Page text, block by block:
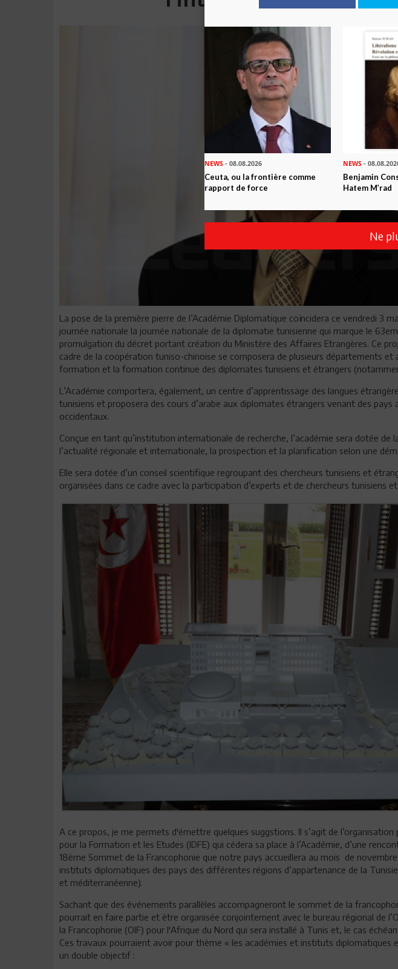
La pose de la première pierre de l’Académie Diplomatique coïncidera ce vendredi 3
journée nationale la journée nationale de la diplomatie tunisienne qui marque le
promulgation du décret portant création du Ministère des Affaires Etrangères. Ce
cadre de la coopération tuniso-chinoise se composera de plusieurs départements et
formation et la formation continue des diplomates tunisiens et étrangers
L’Académie comportera, également, un centre d’apprentissage des langues
tunisiens et proposera des cours d’arabe aux diplomates étrangers venant des pays
occidentaux.
Conçue en tant qu’institution internationale de recherche, l’académie sera dotée de
l’actualité régionale et internationale, la prospection et la planification selon une
Elle sera dotée d’un conseil scientifique regroupant des chercheurs tunisiens et
organisées dans ce cadre avec la participation d’experts et de chercheurs tunisiens
A ce propos, je me permets d'émettre quelques suggstions. Il s’agit de
pour la Formation et les Etudes (IDFE) qui cédera sa place à l’Académie, d’une
18ème Sommet de la Francophonie que notre pays accueillera au mois de
instituts diplomatiques des pays des différentes régions d’appartenance de la
et méditerranéenne).
Sachant que des événements parallèles accompagneront le sommet de la
pourrait en faire partie et être organisée conjointement avec le bureau régional de
la Francophonie (OIF) pour l'Afrique du Nord qui sera installé à Tunis et, le cas
Ces travaux pourraient avoir pour thème « les académies et instituts diplomatiques
un double objectif :
NEWS - 08.08.2026
Ceuta, ou la frontière comme
rapport de force
NEWS -
Benjamin
Hatem M’rad
Ne